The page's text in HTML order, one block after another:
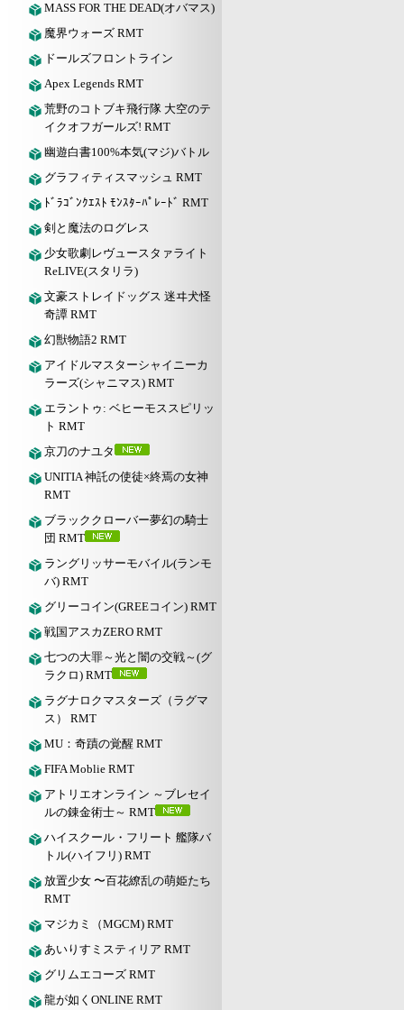
MASS FOR THE DEAD(オバマス)
魔界ウォーズ RMT
ドールズフロントライン
Apex Legends RMT
荒野のコトブキ飛行隊 大空のテ
イクオフガールズ! RMT
幽遊白書100%本気(マジ)バトル
グラフィティスマッシュ RMT
ﾄﾞﾗｺﾞﾝｸｴｽﾄ ﾓﾝｽﾀｰﾊﾟﾚｰﾄﾞ RMT
剣と魔法のログレス
少女歌劇レヴュースタァライト
ReLIVE(スタリラ)
文豪ストレイドッグス 迷ヰ犬怪
奇譚 RMT
幻獣物語2 RMT
アイドルマスターシャイニーカ
ラーズ(シャニマス) RMT
エラントゥ: ベヒーモススピリッ
ト RMT
京刀のナユタ
UNITIA 神託の使徒×終焉の女神
RMT
ブラッククローバー夢幻の騎士
団 RMT
ラングリッサーモバイル(ランモ
バ) RMT
グリーコイン(GREEコイン) RMT
戦国アスカZERO RMT
七つの大罪～光と闇の交戦～(グ
ラクロ) RMT
ラグナロクマスターズ（ラグマ
ス） RMT
MU：奇蹟の覚醒 RMT
FIFA Moblie RMT
アトリエオンライン ～ブレセイ
ルの錬金術士～ RMT
ハイスクール・フリート 艦隊バ
トル(ハイフリ) RMT
放置少女 〜百花繚乱の萌姫たち
RMT
マジカミ（MGCM) RMT
あいりすミスティリア RMT
グリムエコーズ RMT
龍が如くONLINE RMT